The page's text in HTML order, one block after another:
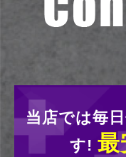
当店では毎
す! 最